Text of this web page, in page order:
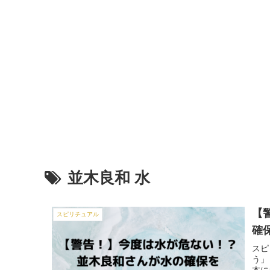
並木良和 水
スピリチュアル
確
ス
う